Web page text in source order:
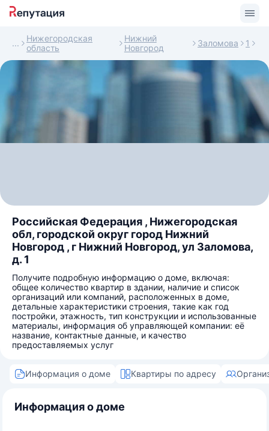
Нижегородская
область
Нижний
Новгород
Заломова 1
Российская Федерация , Нижегородская
обл, городской округ город Нижний
Новгород , г Нижний Новгород, ул Заломова,
д. 1
Получите подробную информацию о доме, включая:
общее количество квартир в здании, наличие и список
организаций или компаний, расположенных в доме,
детальные характеристики строения, такие как год
постройки, этажность, тип конструкции и использованные
материалы, информация об управляющей компании: её
название, контактные данные, и качество
предоставляемых услуг
Информация о доме Квартиры по адресу
Информация о доме